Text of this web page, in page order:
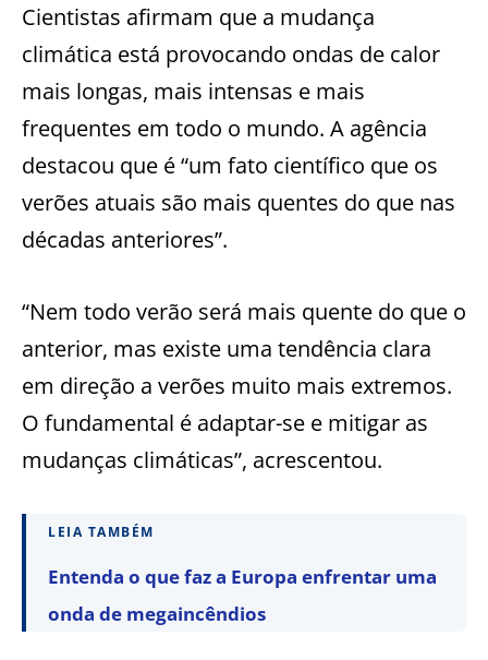
Cientistas afirmam que a mudança
climática está provocando ondas de calor
mais longas, mais intensas e mais
frequentes em todo o mundo. A agência
destacou que é “um fato científico que os
verões atuais são mais quentes do que nas
décadas anteriores”.
“Nem todo verão será mais quente do que o
anterior, mas existe uma tendência clara
em direção a verões muito mais extremos.
O fundamental é adaptar-se e mitigar as
mudanças climáticas”, acrescentou.
LEIA TAMBÉM
Entenda o que faz a Europa enfrentar uma
onda de megaincêndios